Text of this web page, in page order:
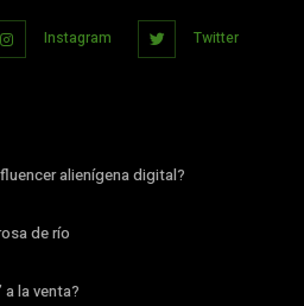
Instagram Twitter
alienígena digital?
de río
a la venta?